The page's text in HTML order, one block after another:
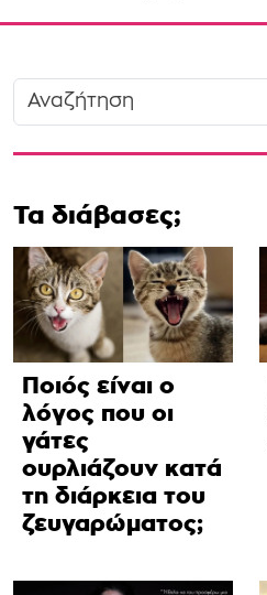
Τα διάβασες;
Ποιός είναι ο
λόγος που οι
γάτες
ουρλιάζουν κατά
τη διάρκεια του
ζευγαρώματος;